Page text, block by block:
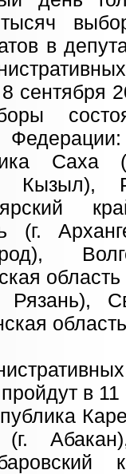
в
сентября
Саха
Кызыл),
(г.
Рязань),
в
(г.